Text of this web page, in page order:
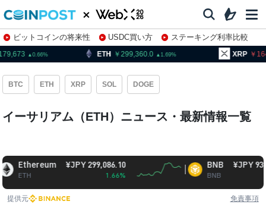
ビットコインの将来性 USDC買い方
ステーキング利率比較
株特集・関連銘柄
0.66 299,360.0 1.69 164.95 2.06
BTC ETH XRP SOL DOGE
イーサリアム（ETH）ニュース・最新情報一覧
¥JPY 299,086.10 BNB
BNB
¥JPY
提供元 免責事項